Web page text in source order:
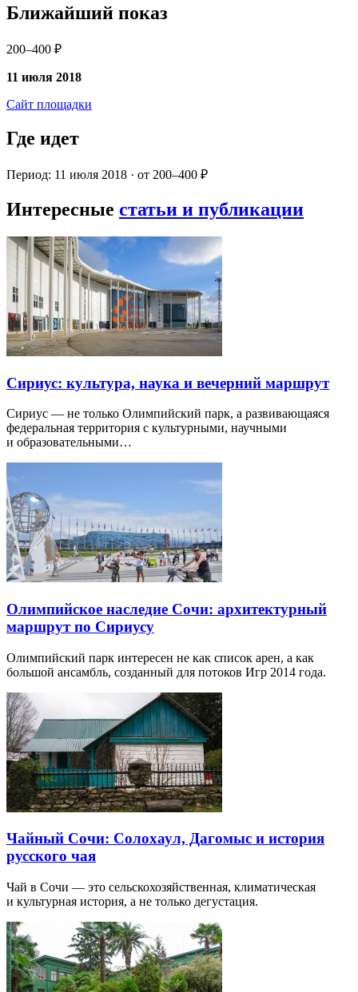
Ближайший показ
200–400 ₽
11 июля 2018
Сайт площадки
Где идет
Период: 11 июля 2018 · от 200–400 ₽
Интересные статьи и публикации
Сириус: культура, наука и вечерний маршрут
Сириус — не только Олимпийский парк, а развивающаяся
федеральная территория с культурными, научными
и образовательными…
Олимпийское наследие Сочи: архитектурный
маршрут по Сириусу
Олимпийский парк интересен не как список арен, а как
большой ансамбль, созданный для потоков Игр 2014 года.
Чайный Сочи: Солохаул, Дагомыс и история
русского чая
Чай в Сочи — это сельскохозяйственная, климатическая
и культурная история, а не только дегустация.